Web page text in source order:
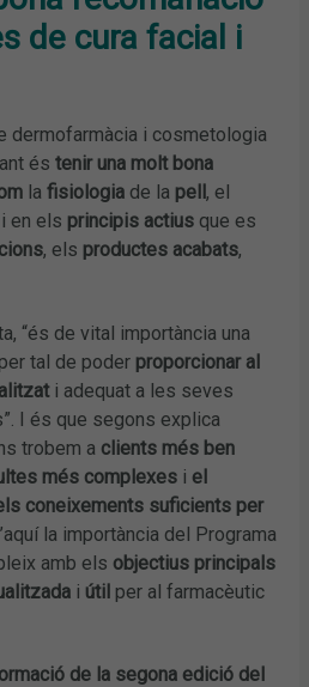
de cura facial i
dermofarmàcia i cosmetologia
éstenir una molt bona
lafisiologia de la pell, el
en els principis actius que es
, els productes acabats,
“és de vital importància una
per tal de poder proporcionar al
i adequat a les seves
I és que segons explica
trobem a clients més ben
més complexes i el
coneixements suficients per
la importància del Programa
amb els objectius principals
i útil per al farmacèutic
de la segona edició del